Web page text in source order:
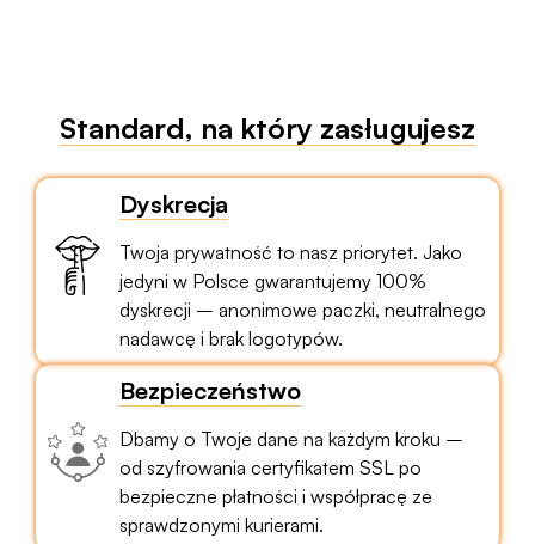
Standard, na który zasługujesz
Dyskrecja
Twoja prywatność to nasz priorytet. Jako
jedyni w Polsce gwarantujemy 100%
dyskrecji – anonimowe paczki, neutralnego
nadawcę i brak logotypów.
Bezpieczeństwo
Dbamy o Twoje dane na każdym kroku –
od szyfrowania certyfikatem SSL po
bezpieczne płatności i współpracę ze
sprawdzonymi kurierami.